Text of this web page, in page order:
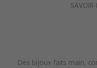
Des bijoux faits main,